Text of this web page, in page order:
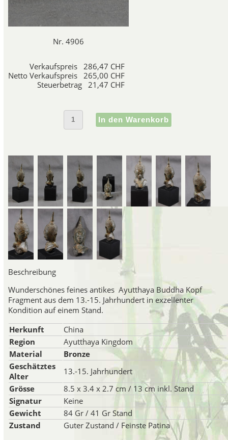
Nr. 4906
Verkaufspreis
286,47 CHF
Netto Verkaufspreis
265,00 CHF
Steuerbetrag
21,47 CHF
Beschreibung
Wunderschönes feines antikes Ayutthaya Buddha Kopf
Fragment aus dem 13.-15. Jahrhundert in exzellenter
Kondition auf einem Stand.
Herkunft
China
Region
Ayutthaya Kingdom
Material
Bronze
Geschätztes
Alter
13.-15. Jahrhundert
Grösse
8.5 x 3.4 x 2.7 cm / 13 cm inkl. Stand
Signatur
Keine
Gewicht
84 Gr / 41 Gr Stand
Zustand
Guter Zustand / Feinste Patina